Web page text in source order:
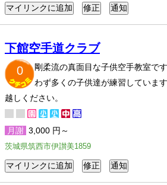
下館空手道クラブ
0
剛柔流の真面目な子供空手教室で
わず多くの子供達が練習していま
越しください。
月謝 3,000 円～
茨城県筑西市伊讃美1859